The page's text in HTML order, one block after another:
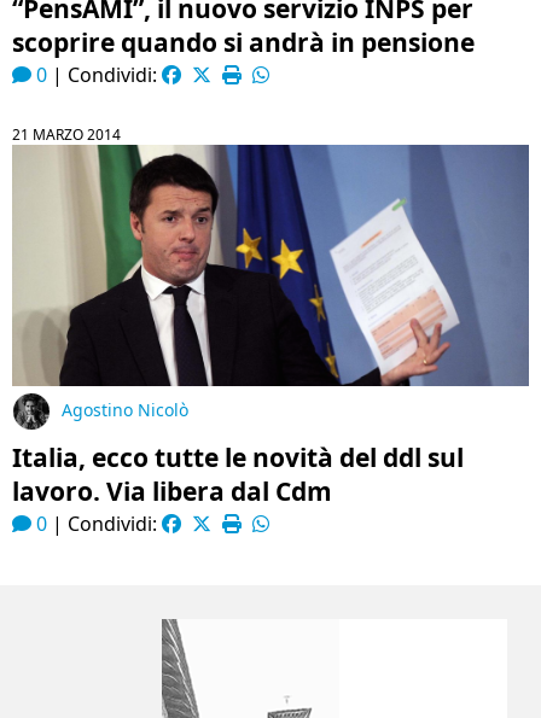
“PensAMI”, il nuovo servizio INPS per
scoprire quando si andrà in pensione
0 | Condividi:
21 MARZO 2014
Agostino Nicolò
Italia, ecco tutte le novità del ddl sul
lavoro. Via libera dal Cdm
0 | Condividi: